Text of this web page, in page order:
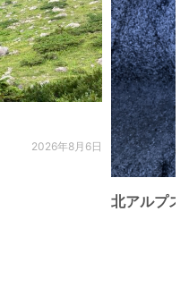
2026年8月6日
北アルプ